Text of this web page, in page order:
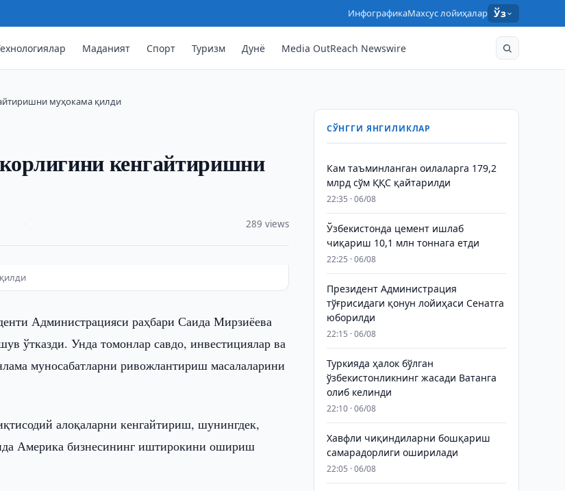
ИнфографикаМахсус лойиҳалар Ўз
Маданият Спорт Туризм Дунё Media OutReach Newswire
муҳокама қилди
кенгайтиришни
289 views
Администрацияси раҳбари Саида Мирзиёева
ўтказди. Унда томонлар савдо, инвестициялар ва
муносабатларни ривожлантириш масалаларини
алоқаларни кенгайтириш, шунингдек,
Америка бизнесининг иштирокини ошириш
СЎНГГИ ЯНГИЛИКЛАР
Кам таъминланган оилаларга 179,2
млрд сўм ҚҚС қайтарилди
22:35 · 06/08
Ўзбекистонда цемент ишлаб
чиқариш 10,1 млн тоннага етди
22:25 · 06/08
Президент Администрация
тўғрисидаги қонун лойиҳаси Сенатга
юборилди
22:15 · 06/08
Туркияда ҳалок бўлган
ўзбекистонликнинг жасади Ватанга
олиб келинди
22:10 · 06/08
Хавфли чиқиндиларни бошқариш
самарадорлиги оширилади
22:05 · 06/08